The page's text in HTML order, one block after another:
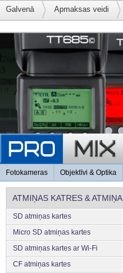
Galvenā Apmaksas veidi
Fotokameras Objektīvi & Optika
ATMIŅAS KATRES & ATMIŅA
SD atmiņas kartes
Micro SD atmiņas kartes
SD atmiņas kartes ar Wi-Fi
CF atmiņas kartes